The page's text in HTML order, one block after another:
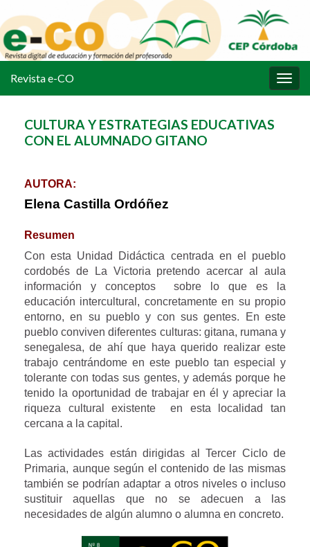
la
Revista e-CO
CULTURA Y ESTRATEGIAS EDUCATIVAS
CON EL ALUMNADO GITANO
AUTORA:
Elena Castilla Ordóñez
Resumen
Con esta Unidad Didáctica centrada en el pueblo
cordobés de La Victoria pretendo acercar al aula
información y conceptos sobre lo que es la
educación intercultural, concretamente en su propio
entorno, en su pueblo y con sus gentes. En este
pueblo conviven diferentes culturas: gitana, rumana y
senegalesa, de ahí que haya querido realizar este
trabajo centrándome en este pueblo tan especial y
tolerante con todas sus gentes, y además porque he
tenido la oportunidad de trabajar en él y apreciar la
riqueza cultural existente en esta localidad tan
cercana a la capital.
Las actividades están dirigidas al Tercer Ciclo de
Primaria, aunque según el contenido de las mismas
también se podrían adaptar a otros niveles o incluso
sustituir aquellas que no se adecuen a las
necesidades de algún alumno o alumna en concreto.